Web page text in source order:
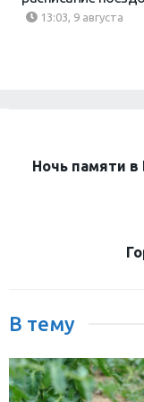
13:03, 9 августа
Ночь памяти в
В тему